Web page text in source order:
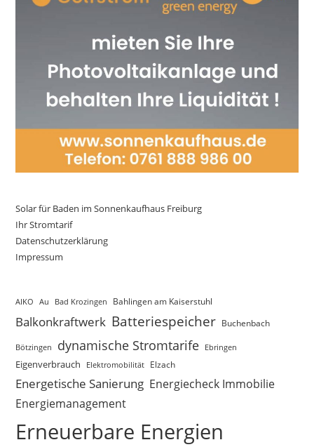
Solar für Baden im Sonnenkaufhaus Freiburg
Ihr Stromtarif
Datenschutzerklärung
Impressum
AIKO Au Bad Krozingen Bahlingen am Kaiserstuhl
Balkonkraftwerk Batteriespeicher Buchenbach
Bötzingen dynamische Stromtarife Ebringen
Eigenverbrauch Elektromobilität Elzach
Energetische Sanierung Energiecheck Immobilie
Energiemanagement
Erneuerbare Energien